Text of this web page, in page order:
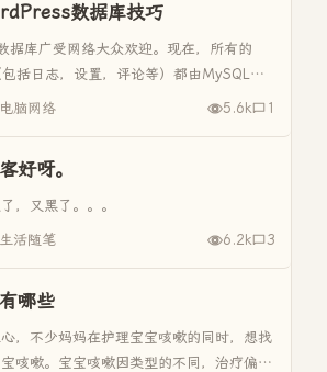
数据库技巧
据库广受网络大众欢迎。现在，所有的
括日志，设置，评论等）都由MySQL数
件和代码修改能帮助我们解决一些问题，
电脑网络 5.6k 1
好呀。
，又黑了。。。
生活随笔 6.2k 3
哪些
，不少妈妈在护理宝宝咳嗽的同时，想找
咳嗽。宝宝咳嗽因类型的不同，治疗偏方